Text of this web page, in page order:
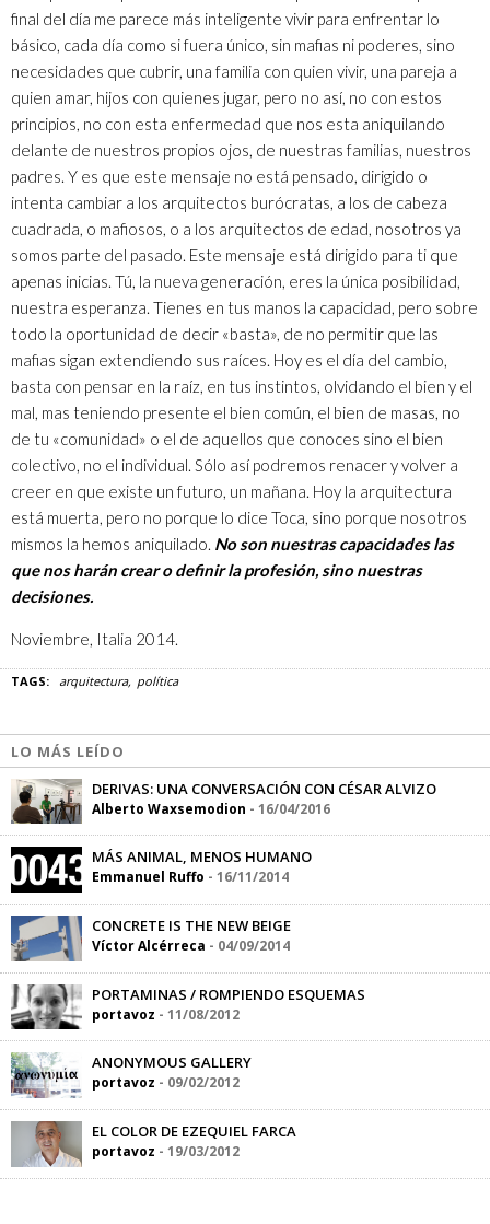
final del día me parece más inteligente vivir para enfrentar lo
básico, cada día como si fuera único, sin mafias ni poderes, sino
necesidades que cubrir, una familia con quien vivir, una pareja a
quien amar, hijos con quienes jugar, pero no así, no con estos
principios, no con esta enfermedad que nos esta aniquilando
delante de nuestros propios ojos, de nuestras familias, nuestros
padres. Y es que este mensaje no está pensado, dirigido o
intenta cambiar a los arquitectos burócratas, a los de cabeza
cuadrada, o mafiosos, o a los arquitectos de edad, nosotros ya
somos parte del pasado. Este mensaje está dirigido para ti que
apenas inicias. Tú, la nueva generación, eres la única posibilidad,
nuestra esperanza. Tienes en tus manos la capacidad, pero sobre
todo la oportunidad de decir «basta», de no permitir que las
mafias sigan extendiendo sus raíces. Hoy es el día del cambio,
basta con pensar en la raíz, en tus instintos, olvidando el bien y el
mal, mas teniendo presente el bien común, el bien de masas, no
de tu «comunidad» o el de aquellos que conoces sino el bien
colectivo, no el individual. Sólo así podremos renacer y volver a
creer en que existe un futuro, un mañana. Hoy la arquitectura
está muerta, pero no porque lo dice Toca, sino porque nosotros
mismos la hemos aniquilado. No son nuestras capacidades las
que nos harán crear o definir la profesión, sino nuestras
decisiones.
Noviembre, Italia 2014.
TAGS: arquitectura política
LO MÁS LEÍDO
DERIVAS: UNA CONVERSACIÓN CON CÉSAR ALVIZO
Alberto Waxsemodion - 16/04/2016
MÁS ANIMAL, MENOS HUMANO
Emmanuel Ruffo - 16/11/2014
CONCRETE IS THE NEW BEIGE
Víctor Alcérreca - 04/09/2014
PORTAMINAS / ROMPIENDO ESQUEMAS
portavoz - 11/08/2012
ANONYMOUS GALLERY
portavoz - 09/02/2012
EL COLOR DE EZEQUIEL FARCA
portavoz - 19/03/2012